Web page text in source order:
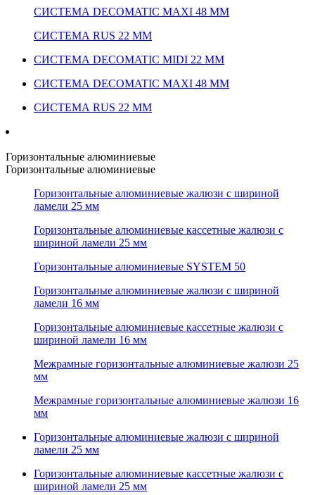
СИСТЕМА DECOMATIC MAXI 48 ММ
СИСТЕМА RUS 22 ММ
СИСТЕМА DECOMATIC MIDI 22 ММ
СИСТЕМА DECOMATIC MAXI 48 ММ
СИСТЕМА RUS 22 ММ
Горизонтальные алюминиевые
Горизонтальные алюминиевые
Горизонтальные алюминиевые жалюзи с шириной
ламели 25 мм
Горизонтальные алюминиевые кассетные жалюзи с
шириной ламели 25 мм
Горизонтальные алюминиевые SYSTEM 50
Горизонтальные алюминиевые жалюзи с шириной
ламели 16 мм
Горизонтальные алюминиевые кассетные жалюзи с
шириной ламели 16 мм
Межрамные горизонтальные алюминиевые жалюзи 25
мм
Межрамные горизонтальные алюминиевые жалюзи 16
мм
Горизонтальные алюминиевые жалюзи с шириной
ламели 25 мм
Горизонтальные алюминиевые кассетные жалюзи с
шириной ламели 25 мм